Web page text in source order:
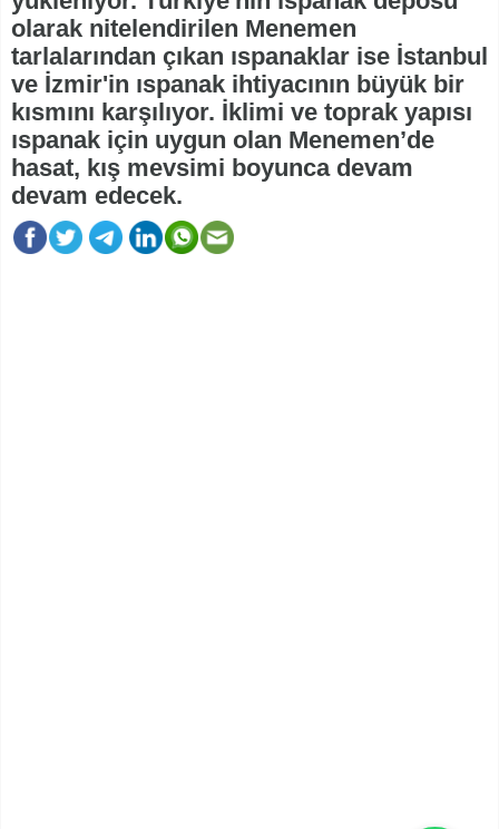
olarak nitelendirilen Menemen
tarlalarından çıkan ıspanaklar ise İstanbul
ve İzmir'in ıspanak ihtiyacının büyük bir
kısmını karşılıyor. İklimi ve toprak yapısı
ıspanak için uygun olan Menemen’de
hasat, kış mevsimi boyunca devam
devam edecek.